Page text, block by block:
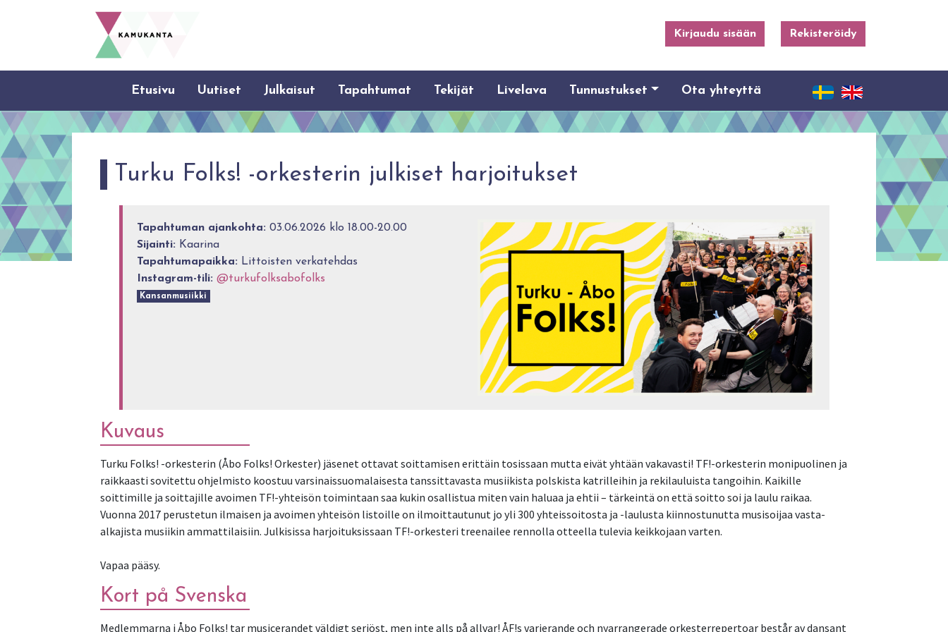
Kirjaudu sisään Rekisteröidy
Etusivu Uutiset Julkaisut Tapahtumat Tekijät Livelava Tunnustukset Ota yhteyttä
Turku Folks! -orkesterin julkiset harjoitukset
Tapahtuman ajankohta: 03.06.2026 klo 18.00-20.00
Sijainti: Kaarina
Tapahtumapaikka: Littoisten verkatehdas
Instagram-tili: @turkufolksabofolks
Kansanmusiikki
Kuvaus
Turku Folks! -orkesterin (Åbo Folks! Orkester) jäsenet ottavat soittamisen erittäin tosissaan mutta eivät yhtään vakavasti! TF!-orkesterin monipuolinen ja
raikkaasti sovitettu ohjelmisto koostuu varsinaissuomalaisesta tanssittavasta musiikista polskista katrilleihin ja rekilauluista tangoihin. Kaikille
soittimille ja soittajille avoimen TF!-yhteisön toimintaan saa kukin osallistua miten vain haluaa ja ehtii – tärkeintä on että soitto soi ja laulu raikaa.
Vuonna 2017 perustetun ilmaisen ja avoimen yhteisön listoille on ilmoittautunut jo yli 300 yhteissoitosta ja -laulusta kiinnostunutta musisoijaa vasta-
alkajista musiikin ammattilaisiin. Julkisissa harjoituksissaan TF!-orkesteri treenailee rennolla otteella tulevia keikkojaan varten.
Vapaa pääsy.
Kort på Svenska
Medlemmarna i Åbo Folks! tar musicerandet väldigt seriöst, men inte alls på allvar! ÅF!s varierande och nyarrangerade orkesterrepertoar består av dansant